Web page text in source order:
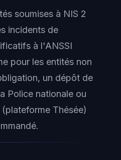
soumises à NIS 2
incidents de
à l'ANSSI
pour les entités non
un dépôt de
Police nationale ou
Thésée)